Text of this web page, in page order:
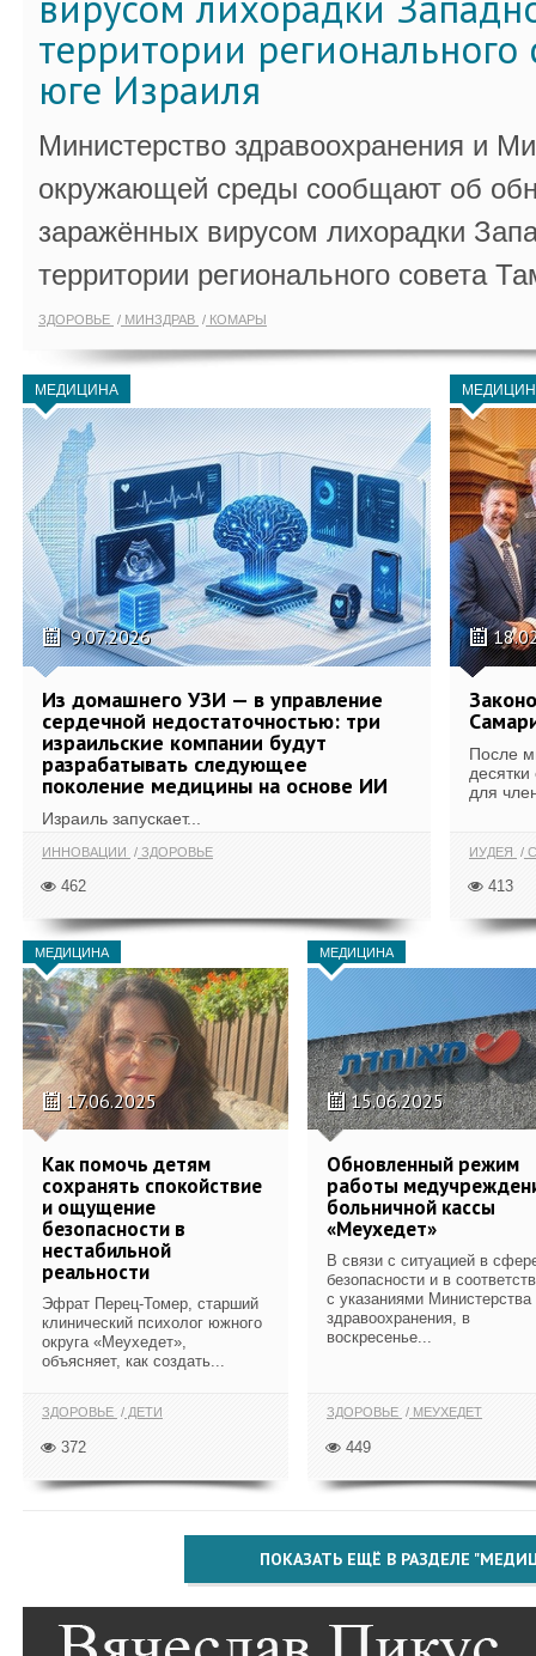
территории регионального
юге Израиля
Министерство здравоохранения и
окружающей среды сообщают об
заражённых вирусом лихорадки
территории регионального совета
ЗДОРОВЬЕ МИНЗДРАВ КОМАРЫ
МЕДИЦИНА
9.07.2026
Из домашнего УЗИ — в управление
сердечной недостаточностью: три
израильские компании будут
разрабатывать следующее
поколение медицины на основе ИИ
Израиль запускает...
ИННОВАЦИИ ЗДОРОВЬЕ
462
После
для
ИУДЕЯ
413
МЕДИЦИНА
17.06.2025
Как помочь детям
сохранять спокойствие
и ощущение
безопасности в
нестабильной
реальности
Эфрат Перец-Томер, старший
клинический психолог южного
округа «Меухедет»,
объясняет, как создать...
ЗДОРОВЬЕ ДЕТИ
372
МЕДИЦИНА
15.06.2025
Обновленный режим
работы
больничной кассы
«Меухедет»
В связи с ситуацией в
безопасности и в
с указаниями Министерства
здравоохранения, в
воскресенье...
ЗДОРОВЬЕ МЕУХЕДЕТ
449
ПОКАЗАТЬ ЕЩЁ В РАЗДЕЛЕ